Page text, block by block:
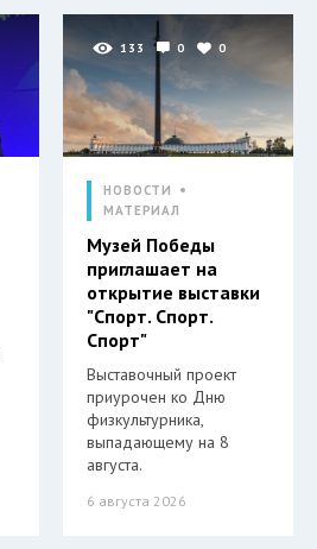
133 0 0
НОВОСТИ
МАТЕРИАЛ
Музей Победы
приглашает на
открытие выставки
"Спорт. Спорт.
Спорт"
Выставочный проект
приурочен ко Дню
физкультурника,
выпадающему на 8
августа.
6 августа 2026